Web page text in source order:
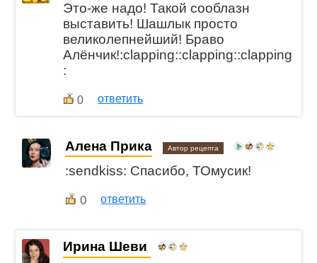
Это-же надо! Такой сооблазн
выставить! Шашлык просто
великолепнейший! Браво
Алёнчик!:clapping::clapping::clapping
:
0 ответить
Алена Прика Автор рецепта
:sendkiss: Спасибо, ТОмусик!
0 ответить
Ирина Шеви